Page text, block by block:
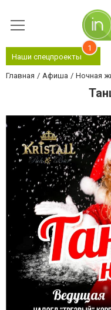
Наши спецпроекты
1
Главная Афиша Ночная